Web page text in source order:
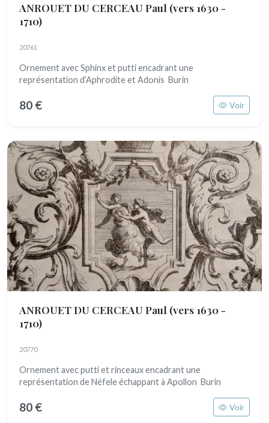
ANROUET DU CERCEAU Paul (vers 1630 -
1710)
20761
Ornement avec Sphinx et putti encadrant une
représentation d’Aphrodite et Adonis Burin
80 € Voir
ANROUET DU CERCEAU Paul (vers 1630 -
1710)
20770
Ornement avec putti et rinceaux encadrant une
représentation de Néfele échappant à Apollon Burin
80 € Voir